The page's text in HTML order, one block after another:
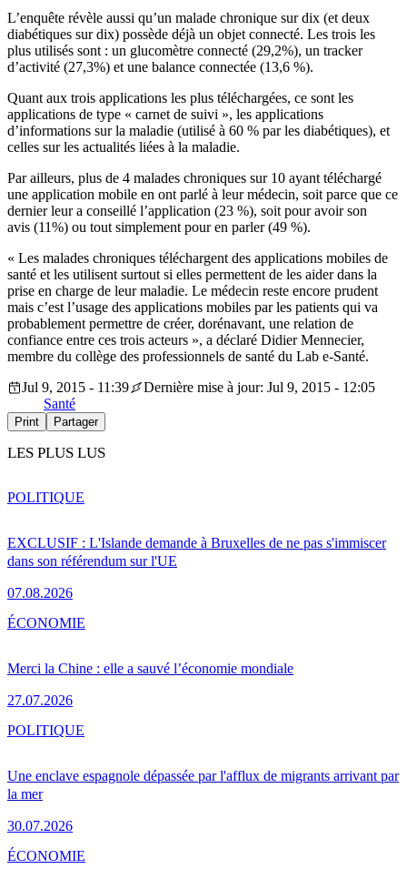
L’enquête révèle aussi qu’un malade chronique sur dix (et deux
diabétiques sur dix) possède déjà un objet connecté. Les trois les
plus utilisés sont : un glucomètre connecté (29,2%), un tracker
d’activité (27,3%) et une balance connectée (13,6 %).
Quant aux trois applications les plus téléchargées, ce sont les
applications de type « carnet de suivi », les applications
d’informations sur la maladie (utilisé à 60 % par les diabétiques), et
celles sur les actualités liées à la maladie.
Par ailleurs, plus de 4 malades chroniques sur 10 ayant téléchargé
une application mobile en ont parlé à leur médecin, soit parce que ce
dernier leur a conseillé l’application (23 %), soit pour avoir son
avis (11%) ou tout simplement pour en parler (49 %).
« Les malades chroniques téléchargent des applications mobiles de
santé et les utilisent surtout si elles permettent de les aider dans la
prise en charge de leur maladie. Le médecin reste encore prudent
mais c’est l’usage des applications mobiles par les patients qui va
probablement permettre de créer, dorénavant, une relation de
confiance entre ces trois acteurs », a déclaré Didier Mennecier,
membre du collège des professionnels de santé du Lab e-Santé.
Jul 9, 2015 - 11:39
Dernière mise à jour: Jul 9, 2015 - 12:05
Santé
Print Partager
LES PLUS LUS
EXCLUSIF : L'Islande demande à Bruxelles de ne pas s'immiscer
dans son référendum sur l'UE
07.08.2026
POLITIQUE
Merci la Chine : elle a sauvé l’économie mondiale
27.07.2026
ÉCONOMIE
Une enclave espagnole dépassée par l'afflux de migrants arrivant par
la mer
30.07.2026
POLITIQUE
ÉCONOMIE